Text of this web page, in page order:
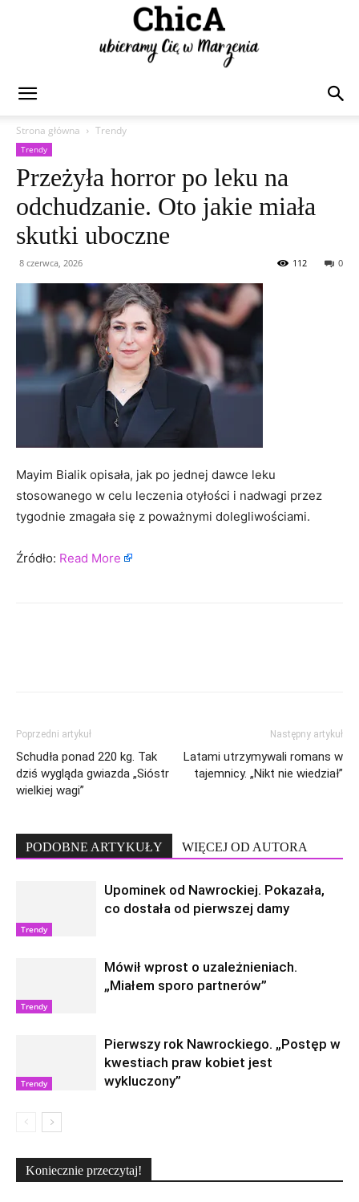
Strona główna
Trendy
Trendy
Przeżyła horror po leku na
odchudzanie. Oto jakie miała
skutki uboczne
8 czerwca, 2026 0
112
Mayim Bialik opisała, jak po jednej dawce leku
stosowanego w celu leczenia otyłości i nadwagi przez
tygodnie zmagała się z poważnymi dolegliwościami.
Źródło: Read More
Poprzedni artykuł
Schudła ponad 220 kg. Tak
dziś wygląda gwiazda „Sióstr
wielkiej wagi”
Następny artykuł
Latami utrzymywali romans w
tajemnicy. „Nikt nie wiedział”
PODOBNE ARTYKUŁY WIĘCEJ OD AUTORA
Trendy
Upominek od Nawrockiej. Pokazała,
co dostała od pierwszej damy
Trendy
Mówił wprost o uzależnieniach.
„Miałem sporo partnerów”
Trendy
Pierwszy rok Nawrockiego. „Postęp w
kwestiach praw kobiet jest
wykluczony”
Koniecznie przeczytaj!